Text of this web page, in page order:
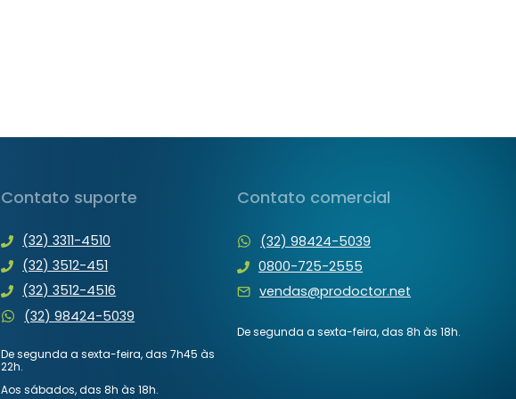
Contato suporte
(32) 3311-4510
(32) 3512-451
(32) 3512-4516
(32) 98424-5039
De segunda a sexta-feira, das 7h45 às
22h.
Aos sábados, das 8h às 18h.
Contato comercial
(32) 98424-5039
0800-725-2555
vendas@prodoctor.net
De segunda a sexta-feira, das 8h às 18h.